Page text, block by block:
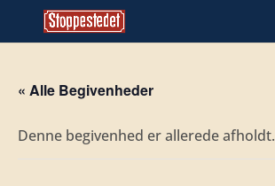
« Alle Begivenheder
Denne begivenhed er allerede afholdt.